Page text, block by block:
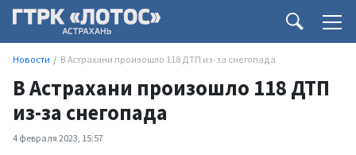
Новости В Астрахани произошло 118 ДТП из-за снегопада
В Астрахани произошло 118 ДТП
из-за снегопада
4 февраля 2023, 15:57